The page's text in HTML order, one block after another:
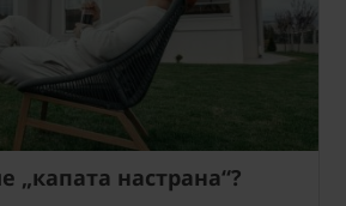
„капата настрана“?